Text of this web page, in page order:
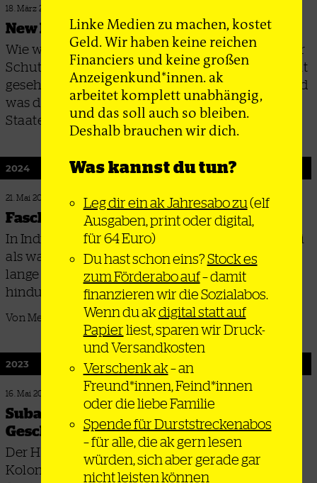
18. März 2025
New Kids on the Blockkonfrontation
Wie wird der Abschied der USA aus der Rolle der
Schutzmacht Europas in anderen Teilen der Welt
gesehen, wie positionieren sich Regierungen und
was denken Linke über die Neuordnung der
Staatenwelt?
2024
21. Mai 2024
Faschismus in Orange
In Indien gilt die Wiederwahl von Narendra Modi
als wahrscheinlich, sein Erfolg lässt sich durch
lange Organisierungsarbeit der
hindunationalistischen Bewegung erklären
Von Merle Groß
2023
16. Mai 2023
Subalterne und die Befreiung der
Geschichte
Der Historiker Ranajit Guha schrieb gegen
Kolonialismus und Elitismus an und gab den
Linke Medien zu machen, kostet
Geld. Wir haben keine reichen
Financiers und keine großen
Anzeigenkund*innen. ak
arbeitet komplett unabhängig,
und das soll auch so bleiben.
Deshalb brauchen wir dich.
Was kannst du tun?
Leg dir ein ak Jahresabo zu(elf
Ausgaben, print oder digital,
für 64 Euro)
Du hast schon eins?Stock es
zum Förderabo auf– damit
finanzieren wir die Sozialabos.
Wenn du akdigital statt auf
Papierliest, sparen wir Druck-
und Versandkosten
Verschenk ak– an
Freund*innen, Feind*innen
oder die liebe Familie
Spende für Durststreckenabos
– für alle, die ak gern lesen
würden, sich aber gerade gar
nicht leisten können